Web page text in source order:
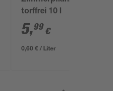
torffrei 10 l
5,99 €
0,60 € / Liter